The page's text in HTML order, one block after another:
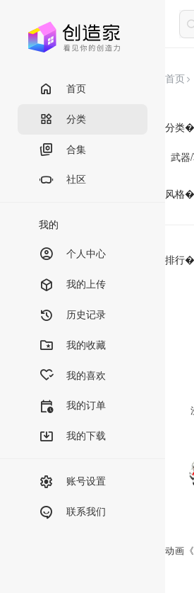
首页
分类
合集
社区
我的
个人中心
我的上传
历史记录
我的收藏
我的喜欢
我的订单
我的下载
账号设置
联系我们
首页
分类
武器
风格
排行